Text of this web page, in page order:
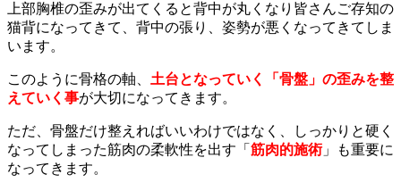
上部胸椎の歪みが出てくると背中が丸くなり皆さんご存知の
猫背になってきて、背中の張り、姿勢が悪くなってきてしま
います。
このように骨格の軸、 土台となっていく「骨盤」の歪みを整
えていく事が大切になってきます。
ただ、骨盤だけ整えればいいわけではなく、しっかりと硬く
なってしまった筋肉の柔軟性を出す「 筋肉的施術」も重要に
なってきます。